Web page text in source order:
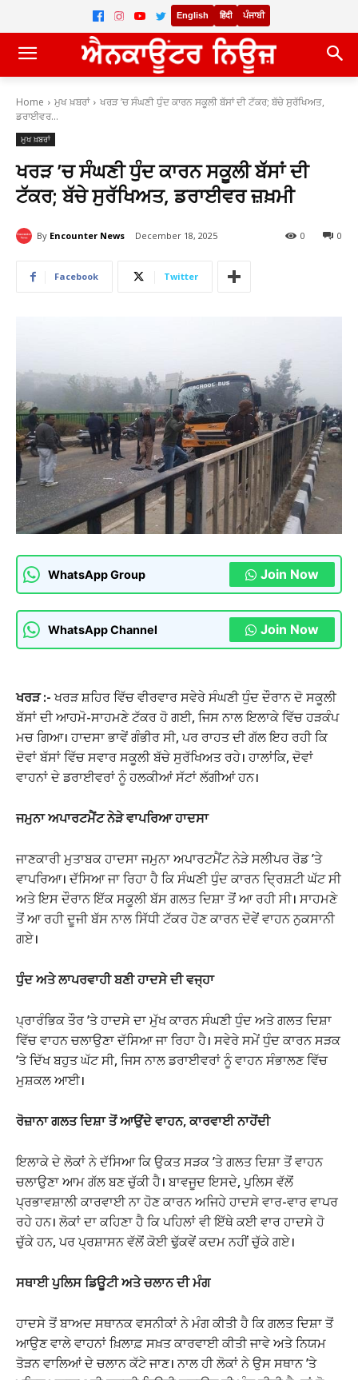
English हिंदी ਪੰਜਾਬੀ
Home ਮੁਖ ਖ਼ਬਰਾਂ
ਖਰੜ ’ਚ ਸੰਘਣੀ ਧੁੰਦ ਕਾਰਨ ਸਕੂਲੀ ਬੱਸਾਂ ਦੀ ਟੱਕਰ; ਬੱਚੇ ਸੁਰੱਖਿਅਤ,
ਡਰਾਈਵਰ...
ਮੁਖ ਖ਼ਬਰਾਂ
ਖਰੜ ’ਚ ਸੰਘਣੀ ਧੁੰਦ ਕਾਰਨ ਸਕੂਲੀ ਬੱਸਾਂ ਦੀ
ਟੱਕਰ; ਬੱਚੇ ਸੁਰੱਖਿਅਤ, ਡਰਾਈਵਰ ਜ਼ਖ਼ਮੀ
By Encounter News December 18, 2025 0
0
Facebook Twitter
WhatsApp Group Join Now
WhatsApp Channel Join Now
ਖਰੜ :-ਖਰੜ ਸ਼ਹਿਰ ਵਿੱਚ ਵੀਰਵਾਰ ਸਵੇਰੇ ਸੰਘਣੀ ਧੁੰਦ ਦੌਰਾਨ ਦੋ ਸਕੂਲੀ
ਬੱਸਾਂ ਦੀ ਆਹਮੋ-ਸਾਹਮਣੇ ਟੱਕਰ ਹੋ ਗਈ, ਜਿਸ ਨਾਲ ਇਲਾਕੇ ਵਿੱਚ ਹੜਕੰਪ
ਮਚ ਗਿਆ। ਹਾਦਸਾ ਭਾਵੇਂ ਗੰਭੀਰ ਸੀ, ਪਰ ਰਾਹਤ ਦੀ ਗੱਲ ਇਹ ਰਹੀ ਕਿ
ਦੋਵਾਂ ਬੱਸਾਂ ਵਿੱਚ ਸਵਾਰ ਸਕੂਲੀ ਬੱਚੇ ਸੁਰੱਖਿਅਤ ਰਹੇ। ਹਾਲਾਂਕਿ, ਦੋਵਾਂ
ਵਾਹਨਾਂ ਦੇ ਡਰਾਈਵਰਾਂ ਨੂੰ ਹਲਕੀਆਂ ਸੱਟਾਂ ਲੱਗੀਆਂ ਹਨ।
ਜਮੁਨਾ ਅਪਾਰਟਮੈਂਟ ਨੇੜੇ ਵਾਪਰਿਆ ਹਾਦਸਾ
ਜਾਣਕਾਰੀ ਮੁਤਾਬਕ ਹਾਦਸਾ ਜਮੁਨਾ ਅਪਾਰਟਮੈਂਟ ਨੇੜੇ ਸਲੀਪਰ ਰੋਡ ’ਤੇ
ਵਾਪਰਿਆ। ਦੱਸਿਆ ਜਾ ਰਿਹਾ ਹੈ ਕਿ ਸੰਘਣੀ ਧੁੰਦ ਕਾਰਨ ਦ੍ਰਿਸ਼ਟੀ ਘੱਟ ਸੀ
ਅਤੇ ਇਸ ਦੌਰਾਨ ਇੱਕ ਸਕੂਲੀ ਬੱਸ ਗਲਤ ਦਿਸ਼ਾ ਤੋਂ ਆ ਰਹੀ ਸੀ। ਸਾਹਮਣੇ
ਤੋਂ ਆ ਰਹੀ ਦੂਜੀ ਬੱਸ ਨਾਲ ਸਿੱਧੀ ਟੱਕਰ ਹੋਣ ਕਾਰਨ ਦੋਵੇਂ ਵਾਹਨ ਨੁਕਸਾਨੀ
ਗਏ।
ਧੁੰਦ ਅਤੇ ਲਾਪਰਵਾਹੀ ਬਣੀ ਹਾਦਸੇ ਦੀ ਵਜ੍ਹਾ
ਪ੍ਰਾਰੰਭਿਕ ਤੌਰ ’ਤੇ ਹਾਦਸੇ ਦਾ ਮੁੱਖ ਕਾਰਨ ਸੰਘਣੀ ਧੁੰਦ ਅਤੇ ਗਲਤ ਦਿਸ਼ਾ
ਵਿੱਚ ਵਾਹਨ ਚਲਾਉਣਾ ਦੱਸਿਆ ਜਾ ਰਿਹਾ ਹੈ। ਸਵੇਰੇ ਸਮੇਂ ਧੁੰਦ ਕਾਰਨ ਸੜਕ
’ਤੇ ਦਿੱਖ ਬਹੁਤ ਘੱਟ ਸੀ, ਜਿਸ ਨਾਲ ਡਰਾਈਵਰਾਂ ਨੂੰ ਵਾਹਨ ਸੰਭਾਲਣ ਵਿੱਚ
ਮੁਸ਼ਕਲ ਆਈ।
ਰੋਜ਼ਾਨਾ ਗਲਤ ਦਿਸ਼ਾ ਤੋਂ ਆਉਂਦੇ ਵਾਹਨ, ਕਾਰਵਾਈ ਨਾਹੋਂਦੀ
ਇਲਾਕੇ ਦੇ ਲੋਕਾਂ ਨੇ ਦੱਸਿਆ ਕਿ ਉਕਤ ਸੜਕ ’ਤੇ ਗਲਤ ਦਿਸ਼ਾ ਤੋਂ ਵਾਹਨ
ਚਲਾਉਣਾ ਆਮ ਗੱਲ ਬਣ ਚੁੱਕੀ ਹੈ। ਬਾਵਜੂਦ ਇਸਦੇ, ਪੁਲਿਸ ਵੱਲੋਂ
ਪ੍ਰਭਾਵਸ਼ਾਲੀ ਕਾਰਵਾਈ ਨਾ ਹੋਣ ਕਾਰਨ ਅਜਿਹੇ ਹਾਦਸੇ ਵਾਰ-ਵਾਰ ਵਾਪਰ
ਰਹੇ ਹਨ। ਲੋਕਾਂ ਦਾ ਕਹਿਣਾ ਹੈ ਕਿ ਪਹਿਲਾਂ ਵੀ ਇੱਥੇ ਕਈ ਵਾਰ ਹਾਦਸੇ ਹੋ
ਚੁੱਕੇ ਹਨ, ਪਰ ਪ੍ਰਸ਼ਾਸਨ ਵੱਲੋਂ ਕੋਈ ਢੁੱਕਵੇਂ ਕਦਮ ਨਹੀਂ ਚੁੱਕੇ ਗਏ।
ਸਥਾਈ ਪੁਲਿਸ ਡਿਊਟੀ ਅਤੇ ਚਲਾਨ ਦੀ ਮੰਗ
ਹਾਦਸੇ ਤੋਂ ਬਾਅਦ ਸਥਾਨਕ ਵਸਨੀਕਾਂ ਨੇ ਮੰਗ ਕੀਤੀ ਹੈ ਕਿ ਗਲਤ ਦਿਸ਼ਾ ਤੋਂ
ਆਉਣ ਵਾਲੇ ਵਾਹਨਾਂ ਖ਼ਿਲਾਫ਼ ਸਖ਼ਤ ਕਾਰਵਾਈ ਕੀਤੀ ਜਾਵੇ ਅਤੇ ਨਿਯਮ
ਤੋੜਨ ਵਾਲਿਆਂ ਦੇ ਚਲਾਨ ਕੱਟੇ ਜਾਣ। ਨਾਲ ਹੀ ਲੋਕਾਂ ਨੇ ਉਸ ਸਥਾਨ ’ਤੇ